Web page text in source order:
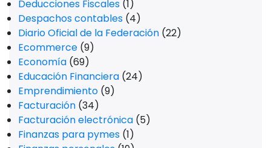
Deducciones Fiscales (1)
Despachos contables (4)
Diario Oficial de la Federación (22)
Ecommerce (9)
Economía (69)
Educación Financiera (24)
Emprendimiento (9)
Facturación (34)
Facturación electrónica (5)
Finanzas para pymes (1)